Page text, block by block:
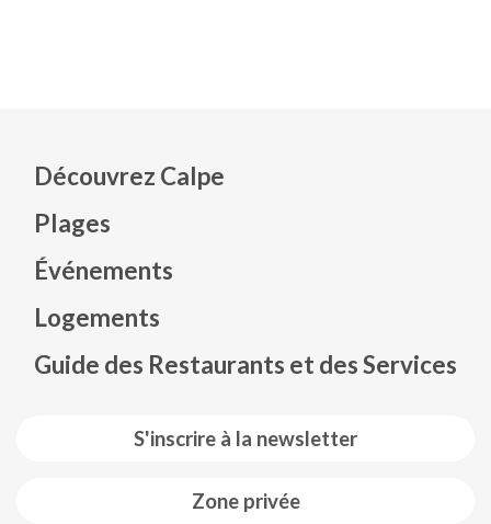
S'inscrire à la newsletter
Zone privée
Découvrez Calpe
Plages
Événements
Logements
Guide des Restaurants et des Services